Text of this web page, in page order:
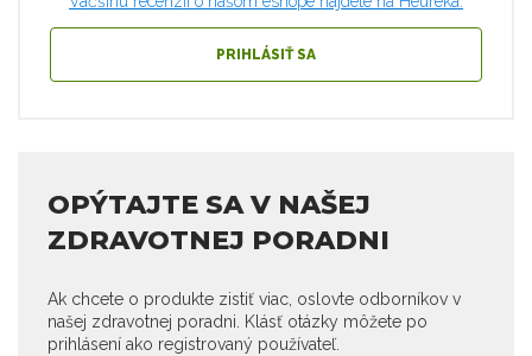
PRIHLÁSIŤ SA
OPÝTAJTE SA V NAŠEJ
ZDRAVOTNEJ PORADNI
Ak chcete o produkte zistiť viac, oslovte odborníkov v
našej zdravotnej poradni. Klásť otázky môžete po
prihlásení ako registrovaný používateľ.